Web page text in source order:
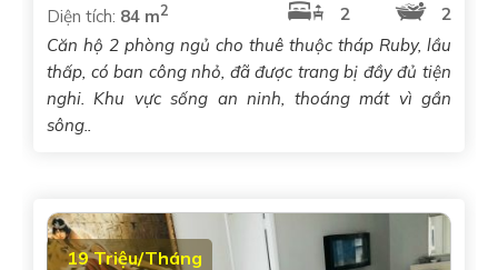
Diện tích: 84 m2 2
2
Căn hộ 2 phòng ngủ cho thuê thuộc tháp Ruby, lầu
thấp, có ban công nhỏ, đã được trang bị đầy đủ tiện
nghi. Khu vực sống an ninh, thoáng mát vì gần
sông..
19 Triệu/Tháng